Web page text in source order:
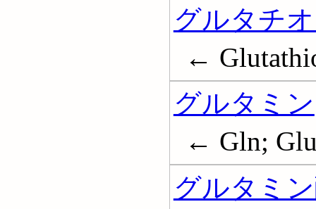
グルタチ
←
グルタミン
← Gln;
グルタミ